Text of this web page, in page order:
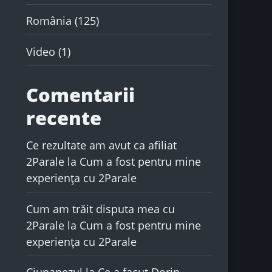
România (125)
Video (1)
Comentarii
recente
Ce rezultate am avut ca afiliat
2Parale la Cum a fost pentru mine
experiența cu 2Parale
Cum am trăit disputa mea cu
2Parale la Cum a fost pentru mine
experiența cu 2Parale